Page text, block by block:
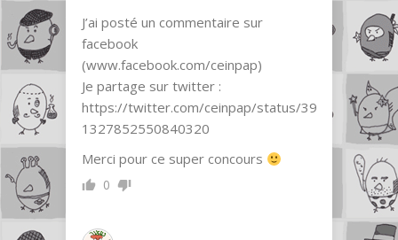
J’ai posté un commentaire sur
facebook
(www.facebook.com/ceinpap)
Je partage sur twitter :
https://twitter.com/ceinpap/status/39
1327852550840320
Merci pour ce super concours
0